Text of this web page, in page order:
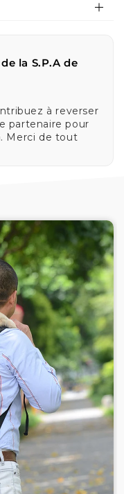
la S.P.A de
à reverser
partenaire pour
Merci de tout